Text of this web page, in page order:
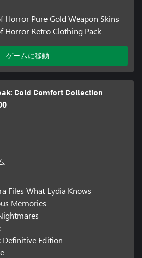
Horror Pure Gold Weapon Skins
Horror Retro Clothing Pack
ゲームに移動
Cold Comfort Collection
Files What Lydia Knows
Memories
Definitive Edition